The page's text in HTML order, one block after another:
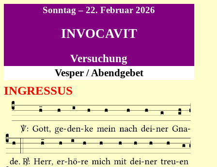
Sonntag – 22. Februar 2026
INVOCAVIT
Versuchung
Vesper / Abendgebet
INGRESSUS